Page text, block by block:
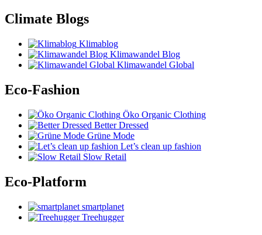
Climate Blogs
Klimablog
Klimawandel Blog
Klimawandel Global
Eco-Fashion
Öko Organic Clothing
Better Dressed
Grüne Mode
Let’s clean up fashion
Slow Retail
Eco-Platform
smartplanet
Treehugger